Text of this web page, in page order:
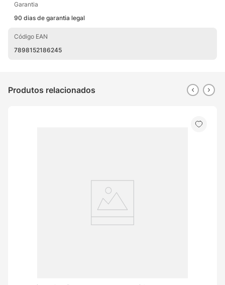
Garantia
90 dias de garantia legal
Código EAN
7898152186245
Produtos relacionados